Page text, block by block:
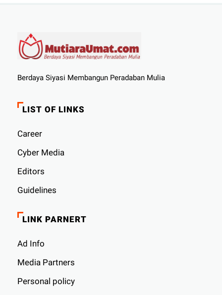
Berdaya Siyasi Membangun Peradaban Mulia
LIST OF LINKS
Career
Cyber ​​Media
Editors
Guidelines
LINK PARNERT
Ad Info
Media Partners
Personal policy